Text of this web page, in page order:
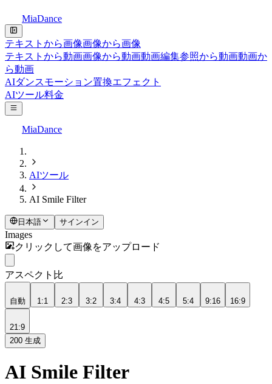
MiaDance
テキストから画像画像から画像
テキストから動画画像から動画動画編集参照から動画動画か
ら動画
AIダンスモーション置換エフェクト
AIツール料金
MiaDance
AIツール
AI Smile Filter
日本語 サインイン
Images
クリックして画像をアップロード
アスペクト比
自動 1:1 2:3 3:2 3:4 4:3 4:5 5:4 9:16 16:9
21:9
200 生成
AI Smile Filter